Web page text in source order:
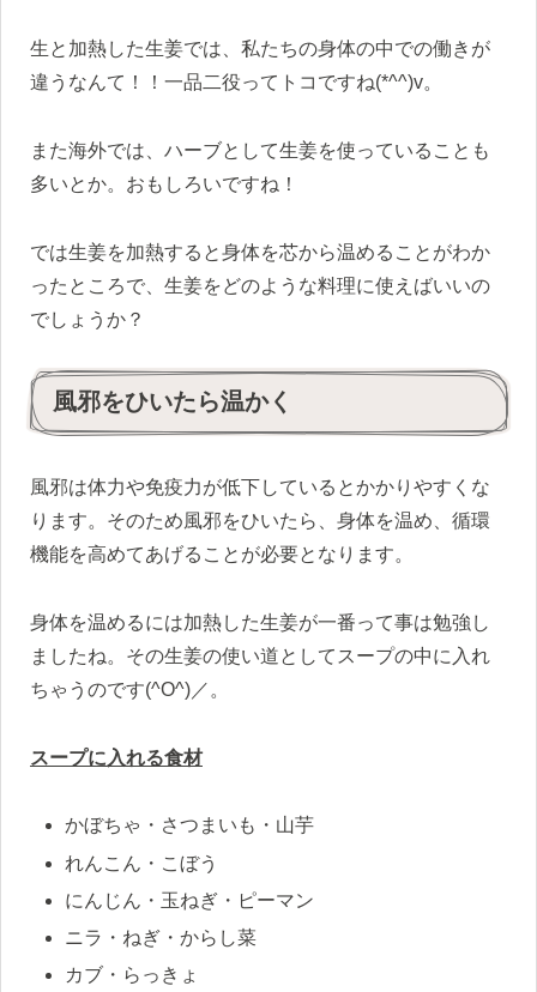
生と加熱した生姜では、私たちの身体の中での働きが
違うなんて！！一品二役ってトコですね(*^^)v。
また海外では、ハーブとして生姜を使っていることも
多いとか。おもしろいですね！
では生姜を加熱すると身体を芯から温めることがわか
ったところで、生姜をどのような料理に使えばいいの
でしょうか？
風邪をひいたら温かく
風邪は体力や免疫力が低下しているとかかりやすくな
ります。そのため風邪をひいたら、身体を温め、循環
機能を高めてあげることが必要となります。
身体を温めるには加熱した生姜が一番って事は勉強し
ましたね。その生姜の使い道としてスープの中に入れ
ちゃうのです(^O^)／。
スープに入れる食材
かぼちゃ・さつまいも・山芋
れんこん・こぼう
にんじん・玉ねぎ・ピーマン
ニラ・ねぎ・からし菜
カブ・らっきょ